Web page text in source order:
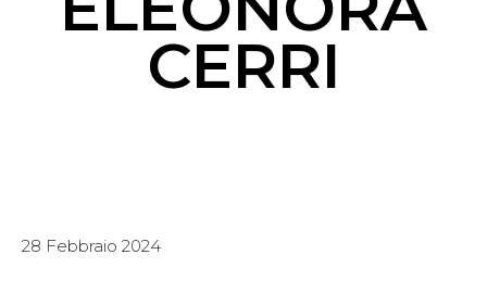
CERRI
28 Febbraio 2024